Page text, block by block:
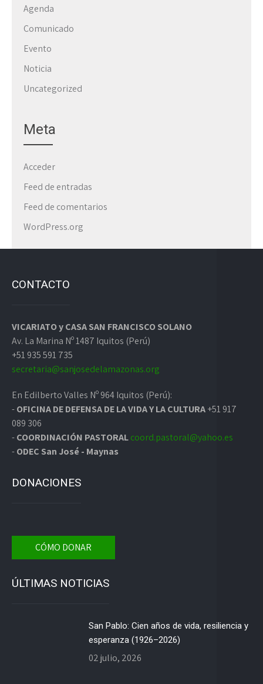
Agenda
Comunicado
Evento
Noticia
Uncategorized
Meta
Acceder
Feed de entradas
Feed de comentarios
WordPress.org
CONTACTO
VICARIATO y CASA SAN FRANCISCO SOLANO
Av. La Marina Nº 1487 Iquitos (Perú)
+51 935 591 735
secretaria@sanjosedelamazonas.org
En Edilberto Valles Nº 964 Iquitos (Perú):
-OFICINA DE DEFENSA DE LA VIDA Y LA CULTURA+51 917
089 306
-COORDINACIÓN PASTORALcoord.pastoral@yahoo.es
-ODEC San José - Maynas
DONACIONES
CÓMO DONAR
ÚLTIMAS NOTICIAS
San Pablo: Cien años de vida, resiliencia y
esperanza (1926–2026)
02 julio, 2026